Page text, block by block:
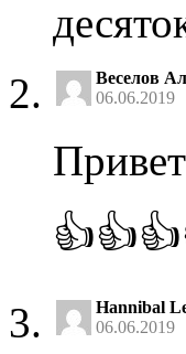
Веселов
06.06.2019
Hannibal
06.06.2019